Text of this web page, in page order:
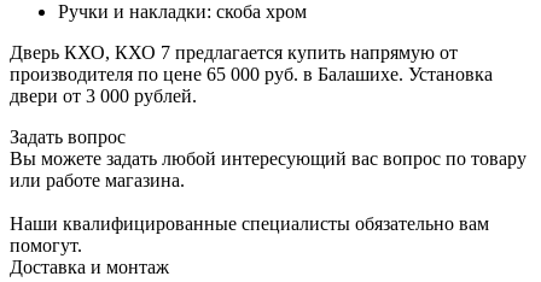
Ручки и накладки: скоба хром
Дверь КХО, КХО 7 предлагается купить напрямую от
производителя по цене 65 000 руб. в Балашихе. Установка
двери от 3 000 рублей.
Задать вопрос
Вы можете задать любой интересующий вас вопрос по товару
или работе магазина.
Наши квалифицированные специалисты обязательно вам
помогут.
Доставка и монтаж